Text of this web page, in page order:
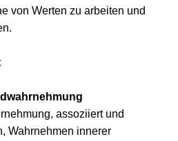
von Werten zu arbeiten und
assoziiert und
Wahrnehmen innerer